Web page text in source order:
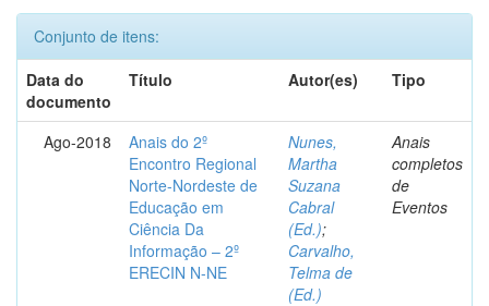
Conjunto de itens:
Data do
documento
Título Autor(es) Tipo
Ago-2018
Anais do 2º
Encontro Regional
Norte-Nordeste de
Educação em
Ciência Da
Informação – 2º
ERECIN N-NE
Nunes,
Martha
Suzana
Cabral
(Ed.);
Carvalho,
Telma de
(Ed.)
Anais
completos
de
Eventos